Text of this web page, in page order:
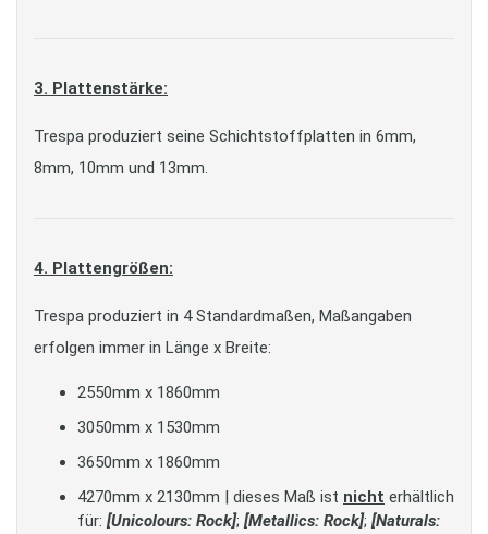
3. Plattenstärke:
Trespa produziert seine Schichtstoffplatten in 6mm,
8mm, 10mm und 13mm.
4. Plattengrößen:
Trespa produziert in 4 Standardmaßen, Maßangaben
erfolgen immer in Länge x Breite:
2550mm x 1860mm
3050mm x 1530mm
3650mm x 1860mm
4270mm x 2130mm | dieses Maß ist nicht erhältlich
für: [Unicolours: Rock]; [Metallics: Rock]; [Naturals: